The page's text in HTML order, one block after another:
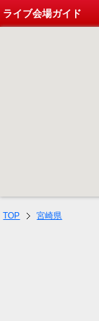
ライブ会場ガイド
TOP 宮崎県